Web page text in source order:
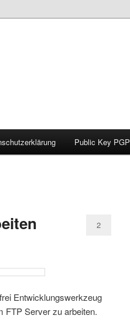
Public Key PGP
2
Entwicklungswerkzeug
FTP Server zu arbeiten.